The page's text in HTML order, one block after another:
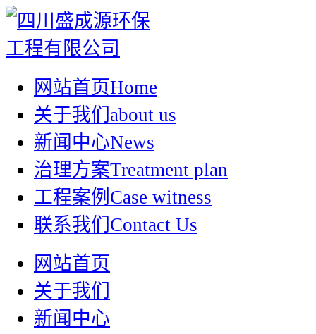
网站首页Home
关于我们 about us
新闻中心News
治理方案Treatment plan
工程案例 Case witness
联系我们 Contact Us
网站首页
关于我们
新闻中心